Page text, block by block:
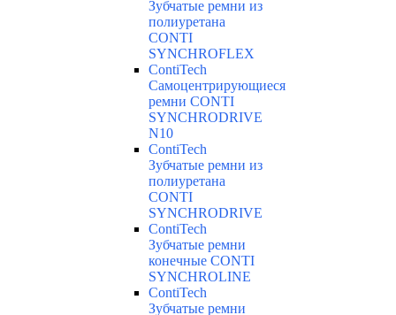
Зубчатые ремни из
полиуретана
CONTI
SYNCHROFLEX
ContiTech
Самоцентрирующиеся
ремни CONTI
SYNCHRODRIVE
N10
ContiTech
Зубчатые ремни из
полиуретана
CONTI
SYNCHRODRIVE
ContiTech
Зубчатые ремни
конечные CONTI
SYNCHROLINE
ContiTech
Зубчатые ремни